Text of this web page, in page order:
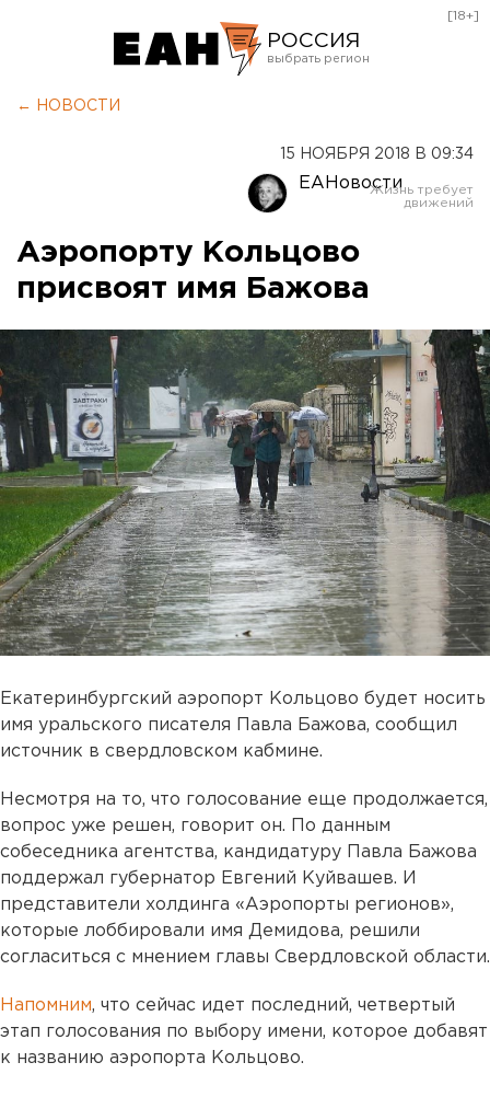
РОССИЯ
Оренбург
[18+]
← НОВОСТИ
15 НОЯБРЯ 2018 В 09:34
ЕАНовости
Аэропорту Кольцово
присвоят имя Бажова
Екатеринбургский аэропорт Кольцово будет носить
имя уральского писателя Павла Бажова, сообщил
источник в свердловском кабмине.
Несмотря на то, что голосование еще продолжается,
вопрос уже решен, говорит он. По данным
собеседника агентства, кандидатуру Павла Бажова
поддержал губернатор Евгений Куйвашев. И
представители холдинга «Аэропорты регионов»,
которые лоббировали имя Демидова, решили
согласиться с мнением главы Свердловской области.
Напомним, что сейчас идет последний, четвертый
этап голосования по выбору имени, которое добавят
к названию аэропорта Кольцово.